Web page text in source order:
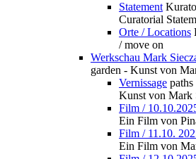
Statement
Curatorial
Orte / Locations
/ move on
Werkschau Mark
garden - Kunst von
Vernissage
Kunst von Mark
Film /
Ein Film von
Film / 11.10.
Ein Film von